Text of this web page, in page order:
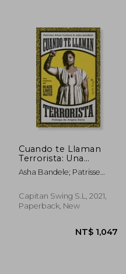
NT$ 785
Cuando te Llaman
Terrorista: Una
Memoria del Black
Lives Matter (Ensayo)
Asha Bandele; Patrisse
Capitan Swing S.L, 2021,
Paperback, New